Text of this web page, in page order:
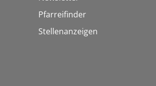
Pfarreifinder
Stellenanzeigen